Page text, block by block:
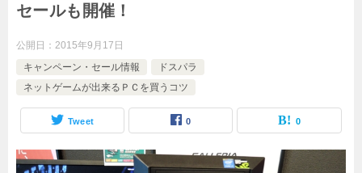
セールも開催！
公開日： 2015年9月17日
キャンペーン・セール情報
ドスパラ
ネットゲームが出来るＰＣを買うコツ
Tweet 0 0